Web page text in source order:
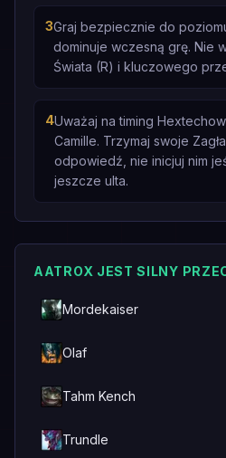
3Graj bezpiecznie do
dominuje wczesną grę. Nie
Świata (R) i kluczowego
4Uważaj na timing
Camille. Trzymaj swoje
odpowiedź, nie inicjuj nim
jeszcze ulta.
AATROX JEST SILNY
Mordekaiser
Olaf
Tahm Kench
Trundle